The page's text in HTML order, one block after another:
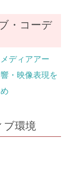
・コーデ
ディアアー
・映像表現を
ブ環境